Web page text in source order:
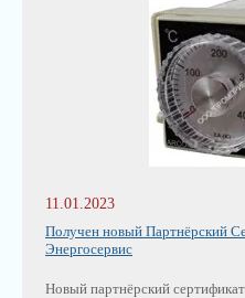
11.01.2023
Получен новый Партнёрский
Энергосервис
Новый партнёрский